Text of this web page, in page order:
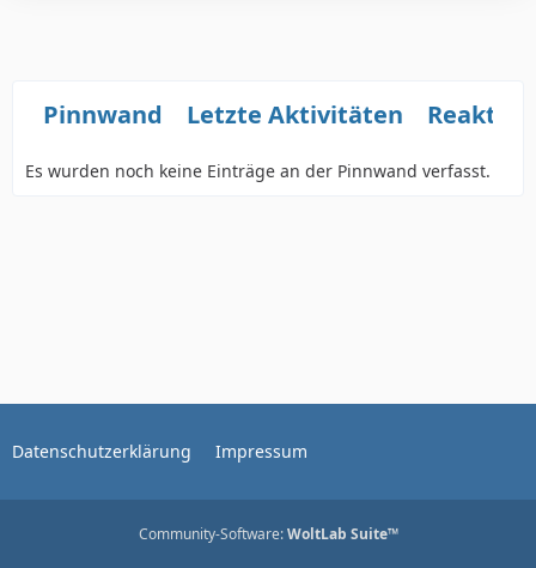
Pinnwand Letzte Aktivitäten
Es wurden noch keine Einträge an der Pinnwand verfasst.
Datenschutzerklärung Impressum
Community-Software:WoltLab Suite™